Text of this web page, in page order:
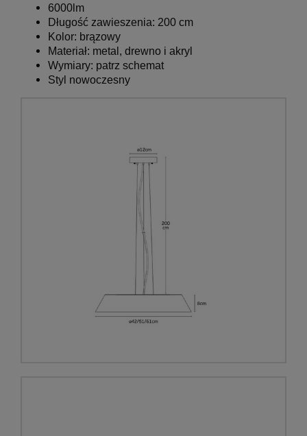
6000 lm
Długość zawieszenia: 200 cm
Kolor: brązowy
Materiał: metal, drewno i akryl
Wymiary: patrz schemat
Styl nowoczesny